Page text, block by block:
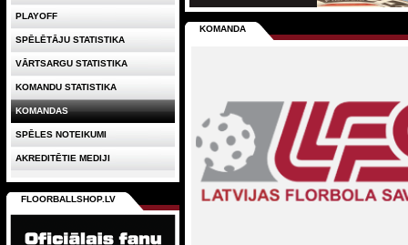
KOMANDA
PLAYOFF
SPĒLĒTĀJU STATISTIKA
VĀRTSARGU STATISTIKA
KOMANDU STATISTIKA
KOMANDAS
SPĒLES NOTEIKUMI
AKREDITĒTIE MEDIJI
FLOORBALLSHOP.LV